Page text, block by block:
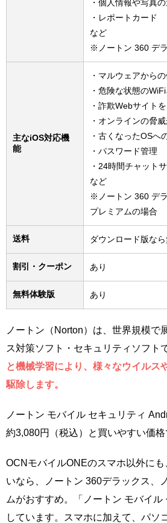
・個人情報や写真
・レポートカード
など
※ノートン 360 デ
主なiOS対応機
能
・マルウェアから
・危険な状態の
・詐欺Webサイト
・オンラインの脅
・古くなったOSへ
・パスワード管理
・24時間チャット
など
※ノートン 360 デ
プレミアムの場合
送料 ダウンロード版な
割引・クーポン あり
無料体験版 あり
ノートン（Norton）は、世界規模で
ス対策ソフト・セキュリティソフト
と機械学習により、様々なウイルス
駆除します。
ノートン モバイル セキュリティ
約3,080円（税込）と買いやすい価格
OCNモバイルONEのスマホ以外に
いなら、ノートン 360デラックス、
ムがおすすめ。「ノートン モバイル
しています。スマホに加えて、パソ